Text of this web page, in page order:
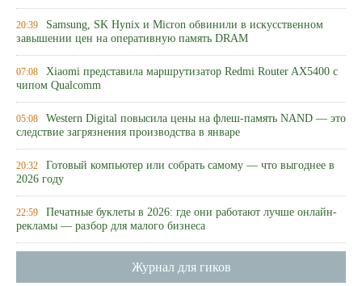
20:39 Samsung, SK Hynix и Micron обвинили в искусственном
завышении цен на оперативную память DRAM
07:08 Xiaomi представила маршрутизатор Redmi Router AX5400 с
чипом Qualcomm
05:08 Western Digital повысила цены на флеш-память NAND — это
следствие загрязнения производства в январе
20:32 Готовый компьютер или собрать самому — что выгоднее в
2026 году
22:59 Печатные буклеты в 2026: где они работают лучше онлайн-
рекламы — разбор для малого бизнеса
Журнал для гиков